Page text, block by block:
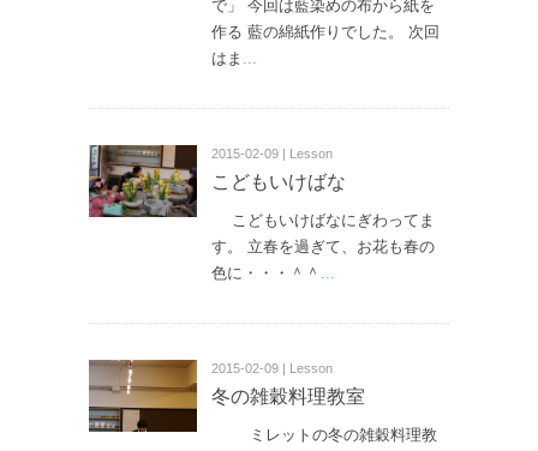
で」 今回は藍染めの布から紙を
作る 藍の綿紙作りでした。 次回
はま ...
2015-02-09 | Lesson
こどもいけばな
こどもいけばなにぎわってま
す。 立春を過ぎて、お花も春の
色に・・・＾＾ ...
2015-02-09 | Lesson
冬の雑穀料理教室
ミレットの冬の雑穀料理教